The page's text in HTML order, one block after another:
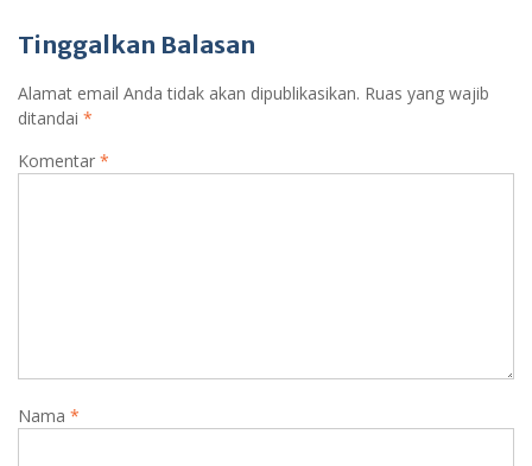
Tinggalkan Balasan
Alamat email Anda tidak akan dipublikasikan. Ruas yang wajib
ditandai *
Komentar *
Nama *